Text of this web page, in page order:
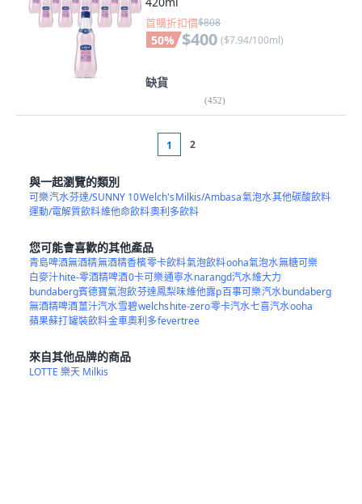
首購折扣價$808
50% $400 ($7.94/100ml)
缺貨
(452)
1 2
與一起瀏覽的類別
可樂汽水芬達/SUNNY 10Welch'sMilkis/Ambasa氣泡水其他碳酸飲料
運動/電解質飲料維他命飲料奧利多飲料
您可能會喜歡的其他產品
青島啤酒無酒精無酒精香檳零卡飲料氣泡飲料ooha氣泡水無糖可樂
白麥汁hite-零酒精啤酒0卡可樂通寧水narangd汽水維大力
bundaberg賓德寶氣泡飲芬達鳳梨味維他露p百事可樂汽水bundaberg
無酒精啤酒薑汁汽水雪碧welchshite-zero零卡汽水七喜汽水ooha
蘋果蘇打罐裝飲料金車奧利多fevertree
來自其他品牌的商品
LOTTE 樂天 Milkis